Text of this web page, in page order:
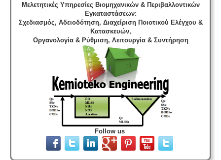
Μελετητικές Υπηρεσίες Βιομηχανικών & Περιβαλλοντικών
Εγκαταστάσεων:
Σχεδιασμός, Αδειοδότηση, Διαχείριση Ποιοτικού Ελέγχου &
Κατασκευών,
Οργανολογία & Ρύθμιση, Λειτουργία & Συντήρηση
Follow us